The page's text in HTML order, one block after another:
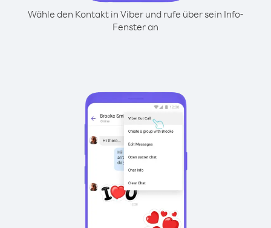
Wähle den Kontakt in Viber und rufe über sein Info-
Fenster an